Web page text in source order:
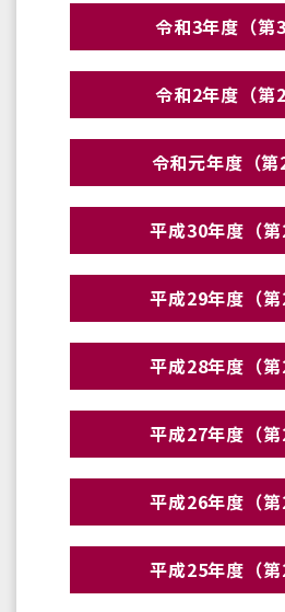
令和3年度（第
令和2年度（第
令和元年度（第
平成30年度（第
平成29年度（第
平成28年度（第
平成27年度（第
平成26年度（第
平成25年度（第